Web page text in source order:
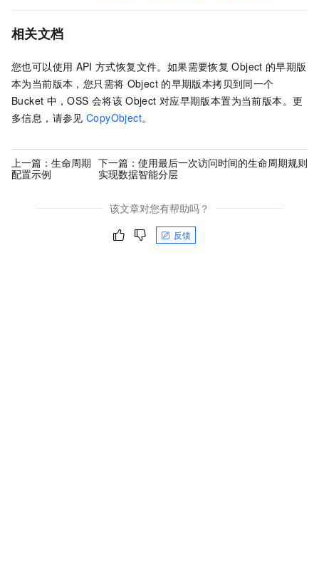
相关文档
您也可以使用 API 方式恢复文件。如果需要恢复 Object 的早期版
本为当前版本，您只需将 Object 的早期版本拷贝到同一个
Bucket 中，OSS 会将该 Object 对应早期版本置为当前版本。更
多信息，请参见 CopyObject。
上一篇： 生命周期
配置示例
下一篇： 使用最后一次访问时间的生命周期规则
实现数据智能分层
该文章对您有帮助吗？
反馈